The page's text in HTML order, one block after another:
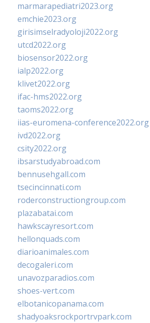
marmarapediatri2023.org
emchie2023.org
girisimselradyoloji2022.org
utcd2022.org
biosensor2022.org
ialp2022.org
klivet2022.org
ifac-hms2022.org
taoms2022.org
iias-euromena-conference2022.org
ivd2022.org
csity2022.org
ibsarstudyabroad.com
bennusehgall.com
tsecincinnati.com
roderconstructiongroup.com
plazabatai.com
hawkscayresort.com
hellonquads.com
diarioanimales.com
decogaleri.com
unavozparadios.com
shoes-vert.com
elbotanicopanama.com
shadyoaksrockportrvpark.com